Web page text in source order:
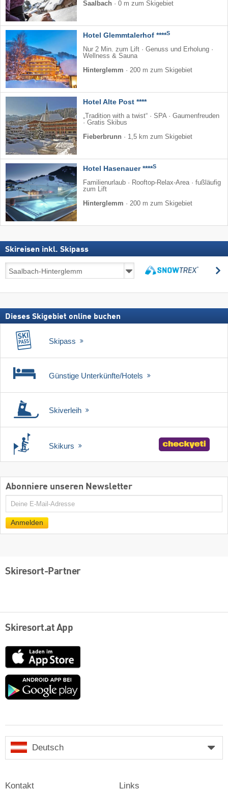
Saalbach · 0 m zum Skigebiet
Hotel Glemmtalerhof ****S
Nur 2 Min. zum Lift · Genuss und Erholung ·
Wellness & Sauna
Hinterglemm · 200 m zum Skigebiet
Hotel Alte Post ****
„Tradition with a twist“ · SPA · Gaumenfreuden
· Gratis Skibus
Fieberbrunn · 1,5 km zum Skigebiet
Hotel Hasenauer ****S
Familienurlaub · Rooftop-Relax-Area · fußläufig
zum Lift
Hinterglemm · 200 m zum Skigebiet
Skireisen inkl. Skipass
inkl.
Dieses Skigebiet online buchen
Skipass
Günstige Unterkünfte/Hotels
Skiverleih
Skikurs
Abonniere unseren Newsletter
E-
Anmelden
Skiresort-Partner
Skiresort.at App
App
Store
Google
Deutsch
Kontakt Links